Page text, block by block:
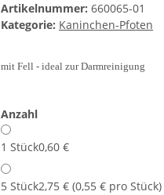
Artikelnummer: 660065-01
Kategorie: Kaninchen-Pfoten
mit Fell - ideal zur Darmreinigung
Anzahl
1 Stück0,60 €
5 Stück2,75 € (0,55 € pro Stück)